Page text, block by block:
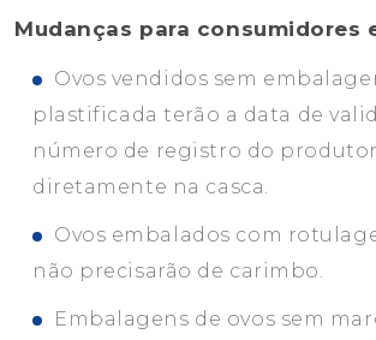
Mudanças para consumidores
Ovos vendidos sem
plastificada terão a data de
número de registro do
diretamente na casca.
Ovos embalados com
não precisarão de carimbo.
Embalagens de ovos sem